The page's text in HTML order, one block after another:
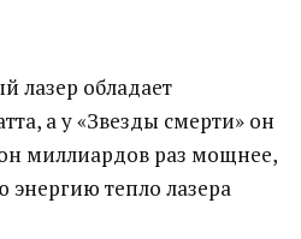
лазер обладает
а у «Звезды смерти» он
миллиардов раз мощнее,
энергию тепло лазера